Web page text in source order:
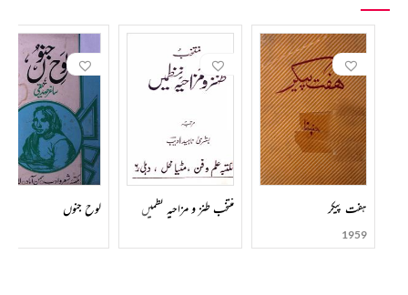
ہفت پیکر
1959
منتخب طنز و مزاحیہ نظمیں لوح جنوں